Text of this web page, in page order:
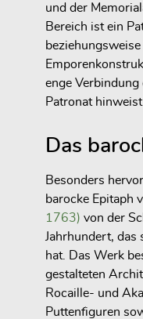
und der
Bereich ist ein
enge Verbindung
Patronat hinweist.
Das
Besonders
barocke Epitaph
1763) von der
Jahrhundert, das
hat. Das Werk
gestalteten
Rocaille- und
Puttenfiguren